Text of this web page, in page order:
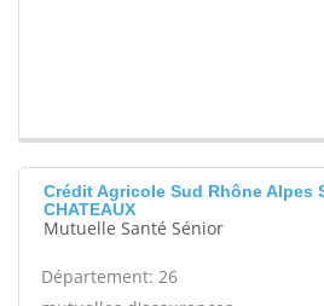
Crédit Agricole Sud Rhône Alpes
CHATEAUX
Mutuelle Santé Sénior
Département: 26